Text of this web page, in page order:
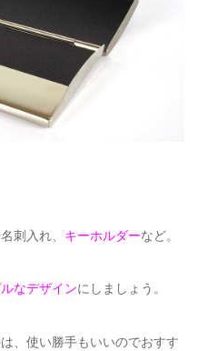
刺入れ、 キーホルダーなど。
なデザインにしましょう。
、使い勝手もいいのでおすす